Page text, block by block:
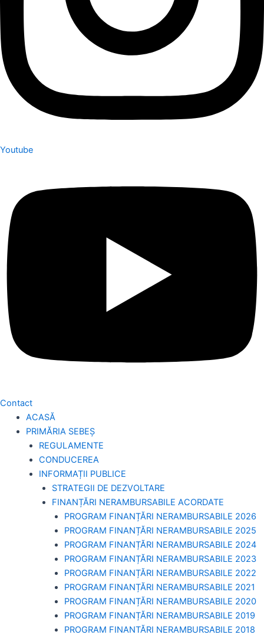
Youtube
Contact
ACASĂ
PRIMĂRIA SEBEȘ
REGULAMENTE
CONDUCEREA
INFORMAȚII PUBLICE
STRATEGII DE DEZVOLTARE
FINANȚĂRI NERAMBURSABILE ACORDATE
PROGRAM FINANȚĂRI NERAMBURSABILE 2026
PROGRAM FINANȚĂRI NERAMBURSABILE 2025
PROGRAM FINANȚĂRI NERAMBURSABILE 2024
PROGRAM FINANȚĂRI NERAMBURSABILE 2023
PROGRAM FINANȚĂRI NERAMBURSABILE 2022
PROGRAM FINANȚĂRI NERAMBURSABILE 2021
PROGRAM FINANȚĂRI NERAMBURSABILE 2020
PROGRAM FINANȚĂRI NERAMBURSABILE 2019
PROGRAM FINANTĂRI NERAMBURSABILE 2018